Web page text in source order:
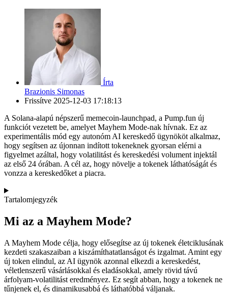
Írta
Brazionis Simonas
Frissítve 2025-12-03 17:18:13
A Solana-alapú népszerű memecoin-launchpad, a Pump.fun új
funkciót vezetett be, amelyet Mayhem Mode-nak hívnak. Ez az
experimentális mód egy autonóm AI kereskedő ügynököt alkalmaz,
hogy segítsen az újonnan indított tokeneknek gyorsan elérni a
figyelmet azáltal, hogy volatilitást és kereskedési volument injektál
az első 24 órában. A cél az, hogy növelje a tokenek láthatóságát és
vonzza a kereskedőket a piacra.
Tartalomjegyzék
Mi az a Mayhem Mode?
A Mayhem Mode célja, hogy elősegítse az új tokenek életciklusának
kezdeti szakaszaiban a kiszámíthatatlanságot és izgalmat. Amint egy
új token elindul, az AI ügynök azonnal elkezdi a kereskedést,
véletlenszerű vásárlásokkal és eladásokkal, amely rövid távú
árfolyam-volatilitást eredményez. Ez segít abban, hogy a tokenek ne
tűnjenek el, és dinamikusabbá és láthatóbbá váljanak.